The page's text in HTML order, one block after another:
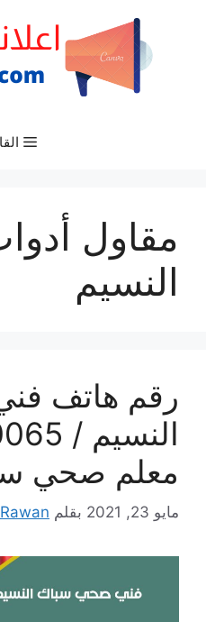
مقاول
النسيم
رقم هاتف
معلم صحي
مايو 23, 2021 بقلم Rawan